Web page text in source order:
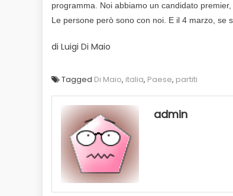
programma. Noi abbiamo un candidato
Le persone però sono con noi. E il 4 marzo, se
di Luigi Di Maio
Tagged Di Maio, italia, Paese, partiti
admin